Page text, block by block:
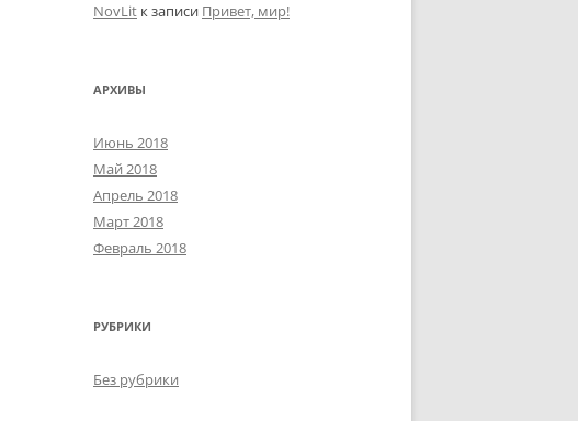
NovLit к записи Привет, мир!
АРХИВЫ
Июнь 2018
Май 2018
Апрель 2018
Март 2018
Февраль 2018
РУБРИКИ
Без рубрики